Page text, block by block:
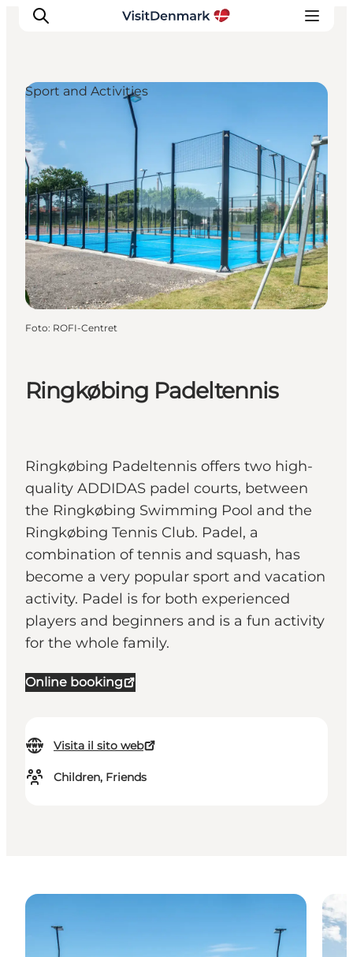
Ispirazioni
Dove andare
Cosa fare
Dove dormire
Pianifica il viaggio
Ringkøbing Padeltennis
Ringkøbing Padeltennis offers two high-
quality ADDIDAS padel courts, between
the Ringkøbing Swimming Pool and the
Ringkøbing Tennis Club. Padel, a
combination of tennis and squash, has
become a very popular sport and vacation
activity. Padel is for both experienced
players and beginners and is a fun activity
for the whole family.
Online booking
Visita il sito web
Children, Friends
Sport and Activities
Foto: ROFI-Centret